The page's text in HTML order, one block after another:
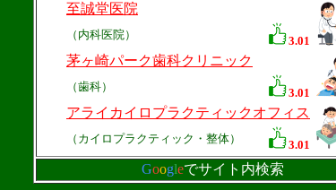
至誠堂医院
（内科医院） 3.01
茅ヶ崎パーク歯科クリニック
（歯科） 3.01
アライカイロプラクティックオフィス
（カイロプラクティック・整体） 3.01
Googleでサイト内検索